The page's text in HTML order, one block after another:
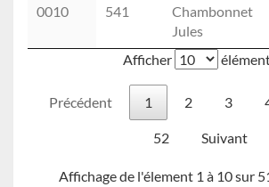
0010 541
Chambonnet
Jules
Afficher
Précédent 1 2 3
52 Suivant
Affichage de l'élement 1 à 10 sur